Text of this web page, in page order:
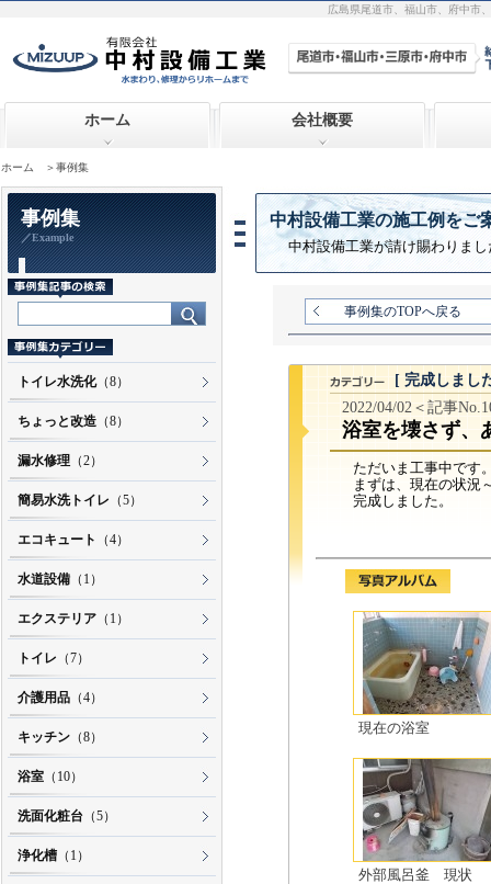
広島県尾道市、福山市、府中市
ホーム 会社概要
ホーム ＞事例集
事例集
／Example
中村設備工業の施工例をご
中村設備工業が請け賜わりま
事例集のTOPへ戻る
[ 完成しまし
2022/04/02＜記事
浴室を壊さず、
ただいま工事中です
まずは、現在の状況
完成しました。
現在の浴室
外部風呂釜 現状
トイレ水洗化（8）
ちょっと改造 （8）
漏水修理 （2）
簡易水洗トイレ （5）
エコキュート （4）
水道設備 （1）
エクステリア （1）
トイレ （7）
介護用品 （4）
キッチン （8）
浴室 （10）
洗面化粧台 （5）
浄化槽 （1）